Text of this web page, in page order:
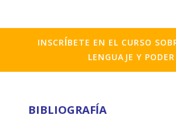
INSCRÍBETE EN EL CURSO
LENGUAJE Y PODER
BIBLIOGRAFÍA